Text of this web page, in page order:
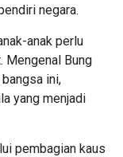
negara.
anak perlu
Mengenal Bung
ini,
yang menjadi
pembagian kaus